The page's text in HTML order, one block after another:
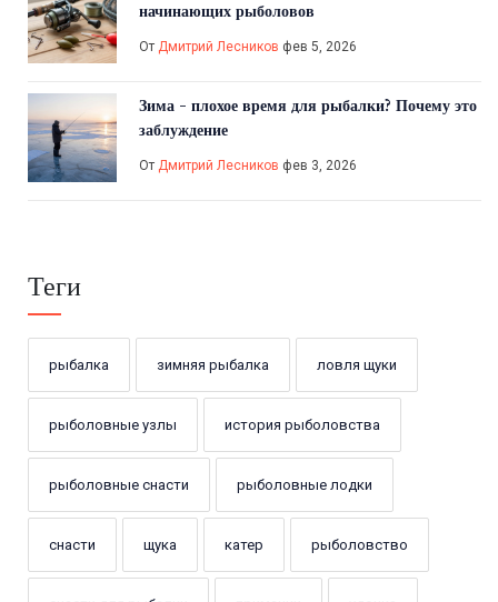
начинающих рыболовов
От Дмитрий Лесников фев 5, 2026
Зима - плохое время для рыбалки? Почему это
заблуждение
От Дмитрий Лесников фев 3, 2026
Теги
рыбалка зимняя рыбалка ловля щуки
рыболовные узлы история рыболовства
рыболовные снасти рыболовные лодки
снасти щука катер рыболовство